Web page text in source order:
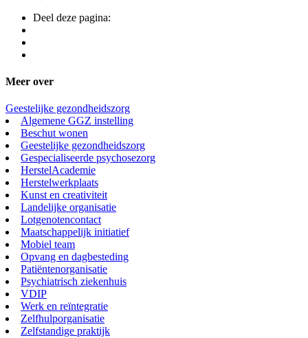
Deel deze pagina:
Meer over
Geestelijke gezondheidszorg
Algemene GGZ instelling
Beschut wonen
Geestelijke gezondheidszorg
Gespecialiseerde psychosezorg
HerstelAcademie
Herstelwerkplaats
Kunst en creativiteit
Landelijke organisatie
Lotgenotencontact
Maatschappelijk initiatief
Mobiel team
Opvang en dagbesteding
Patiëntenorganisatie
Psychiatrisch ziekenhuis
VDIP
Werk en reïntegratie
Zelfhulporganisatie
Zelfstandige praktijk